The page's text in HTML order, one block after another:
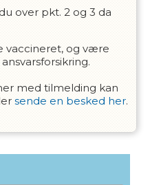
over pkt. 2 og 3 da
vaccineret, og være
med tilmelding kan
sende en besked her.